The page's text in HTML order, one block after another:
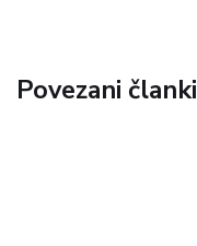
Povezani članki